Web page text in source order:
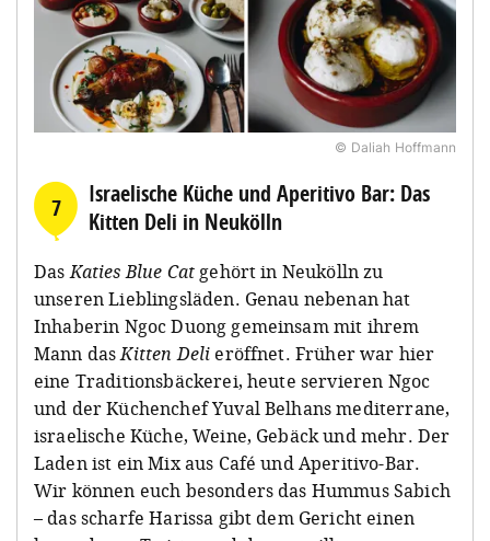
© Daliah Hoffmann
7
Israelische Küche und Aperitivo Bar: Das
Kitten Deli in Neukölln
DasKaties Blue Cat gehört in Neukölln zu
unseren Lieblingsläden. Genau nebenan hat
Inhaberin Ngoc Duong gemeinsam mit ihrem
Mann dasKitten Deli eröffnet. Früher war hier
eine Traditionsbäckerei, heute servieren Ngoc
und der Küchenchef Yuval Belhans mediterrane,
israelische Küche, Weine, Gebäck und mehr. Der
Laden ist ein Mix aus Café und Aperitivo-Bar.
Wir können euch besonders das Hummus Sabich
– das scharfe Harissa gibt dem Gericht einen